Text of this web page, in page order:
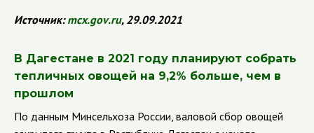
Источник:mcx.gov.ru, 29.09.2021
В Дагестане в 2021 году планируют собрать
тепличных овощей на 9,2% больше, чем в
прошлом
По данным Минсельхоза России, валовой сбор овощей